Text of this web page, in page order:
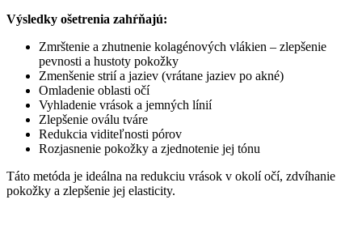
Výsledky ošetrenia zahŕňajú:
Zmrštenie a zhutnenie kolagénových vlákien – zlepšenie
pevnosti a hustoty pokožky
Zmenšenie strií a jaziev (vrátane jaziev po akné)
Omladenie oblasti očí
Vyhladenie vrások a jemných línií
Zlepšenie oválu tváre
Redukcia viditeľnosti pórov
Rozjasnenie pokožky a zjednotenie jej tónu
Táto metóda je ideálna na redukciu vrások v okolí očí, zdvíhanie
pokožky a zlepšenie jej elasticity.